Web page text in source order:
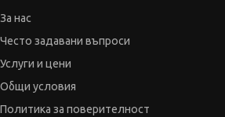
За нас
Често задавани въпроси
Услуги и цени
Общи условия
Политика за поверителност